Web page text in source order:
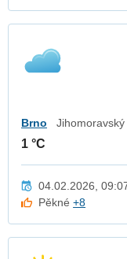
Brno Jihomoravský
1 °C
04.02.2026,
Pěkné+8